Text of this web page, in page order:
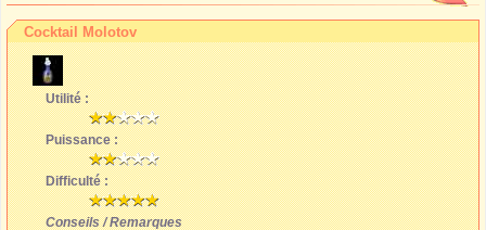
Cocktail Molotov
Utilité :
Puissance :
Difficulté :
Conseils / Remarques